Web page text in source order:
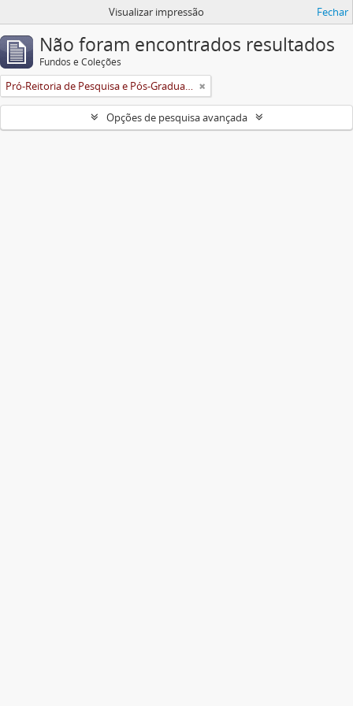
Visualizar impressão Fechar
Não foram encontrados resultados
Fundos e Coleções
Pró-Reitoria de Pesquisa e Pós-Graduação
Opções de pesquisa avançada